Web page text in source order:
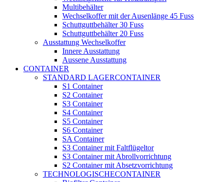
Multibehälter
Wechselkoffer mit der Ausenlänge 45 Fuss
Schuttguttbehälter 30 Fuss
Schuttguttbehälter 20 Fuss
Ausstattung Wechselkoffer
Innere Ausstattung
Aussene Ausstattung
CONTAINER
STANDARD LAGERCONTAINER
S1 Container
S2 Container
S3 Container
S4 Container
S5 Container
S6 Container
SA Container
S3 Container mit Faltflügeltor
S3 Container mit Abrollvorrichtung
S2 Container mit Absetzvorrichtung
TECHNOLOGISCHECONTAINER